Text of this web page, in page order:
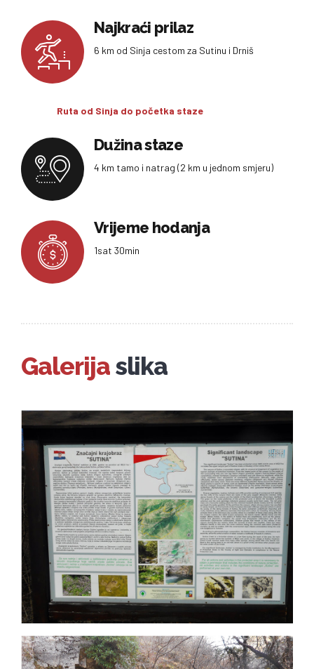
Najkraći prilaz
6 km od Sinja cestom za Sutinu i Drniš
Ruta od Sinja do početka staze
Dužina staze
4 km tamo i natrag (2 km u jednom smjeru)
Vrijeme hodanja
1sat 30min
Galerijaslika